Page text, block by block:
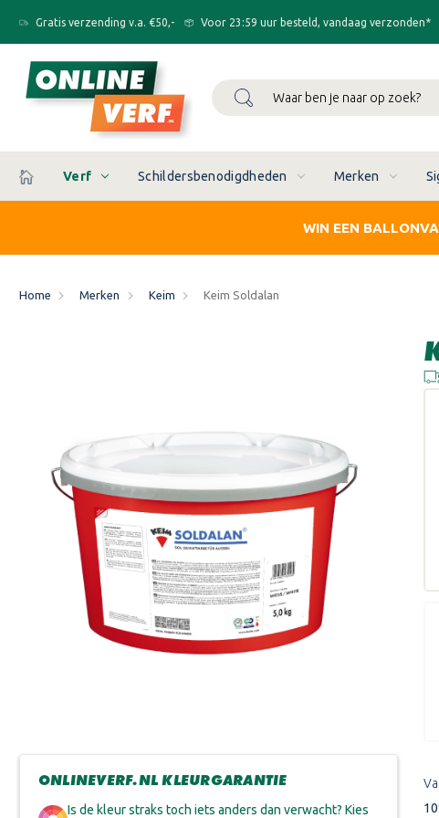
Gratis verzending v.a. €50,- Voor 23:59 uur besteld, vandaag verzonden*
Zoeken
Verf Schildersbenodigdheden Merken
WIN EEN
Home Merken Keim Keim Soldalan
ONLINEVERF.NL KLEURGARANTIE
Is de kleur straks toch iets anders dan verwacht? Kies
10